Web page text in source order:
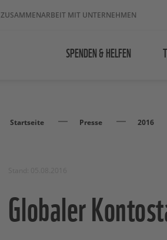
ZUSAMMENARBEIT MIT UNTERNEHMEN
SPENDEN & HELFEN
Startseite Presse 2016
Globaler